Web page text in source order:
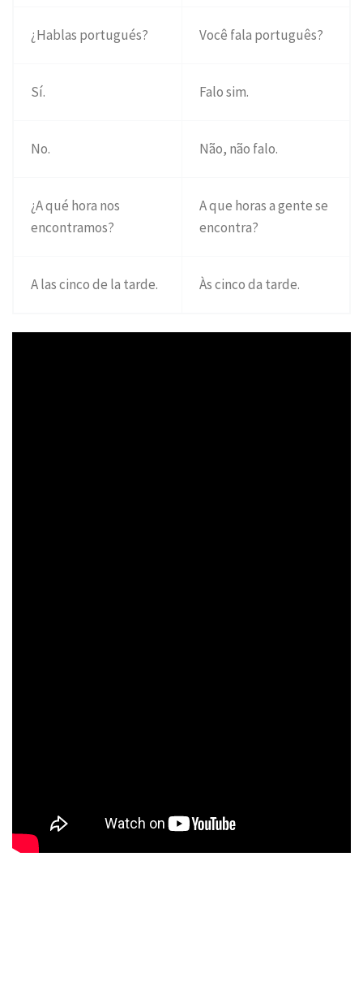
¿Hablas portugués? Você fala português?
Sí. Falo sim.
No. Não, não falo.
¿A qué hora nos
encontramos?
A que horas a gente se
encontra?
A las cinco de la tarde. Às cinco da tarde.